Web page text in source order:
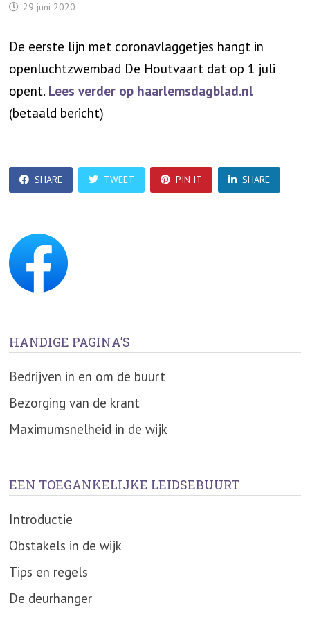
29 juni 2020
De eerste lijn met coronavlaggetjes hangt in
openluchtzwembad De Houtvaart dat op 1 juli
opent. Lees verder op haarlemsdagblad.nl
(betaald bericht)
SHARE TWEET PIN IT SHARE
HANDIGE PAGINA’S
Bedrijven in en om de buurt
Bezorging van de krant
Maximumsnelheid in de wijk
EEN TOEGANKELIJKE LEIDSEBUURT
Introductie
Obstakels in de wijk
Tips en regels
De deurhanger